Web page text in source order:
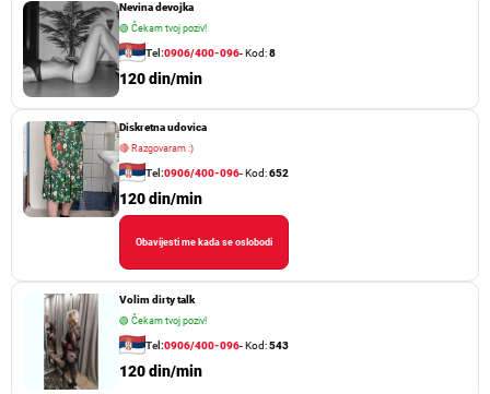
a
Nevina devojka
🟢 Čekam tvoj poziv!
Tel:0906/400-096- Kod:8
120 din/min
Diskretna udovica
🔴Razgovaram :)
Tel:0906/400-096- Kod:652
120 din/min
Obavijesti me kada se oslobodi
Volim dirty talk
🟢 Čekam tvoj poziv!
Tel:0906/400-096- Kod:543
120 din/min